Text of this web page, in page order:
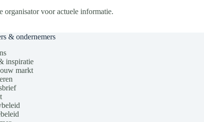
voor actuele informatie.
& ondernemers
inspiratie
markt